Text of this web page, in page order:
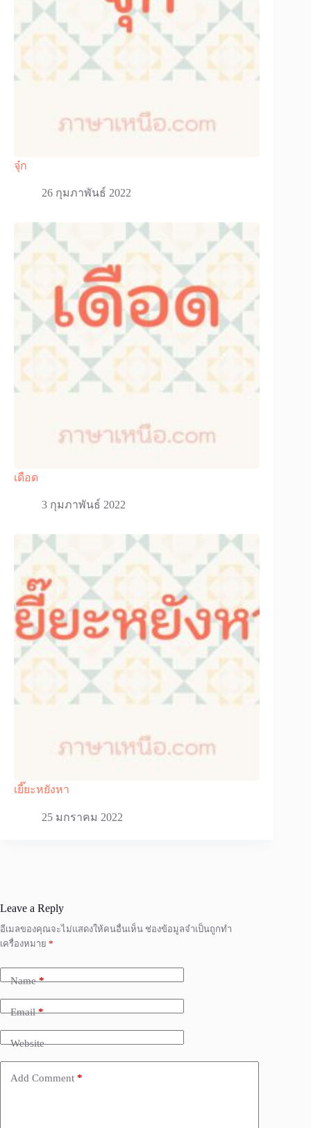
จุ๋ก
26 กุมภาพันธ์ 2022
เดือด
3 กุมภาพันธ์ 2022
เยี๊ยะหยังหา
25 มกราคม 2022
Leave a Reply
อีเมลของคุณจะไม่แสดงให้คนอื่นเห็น ช่องข้อมูลจำเป็นถูกทำ
เครื่องหมาย *
Name*
Email*
Website
Add Comment *